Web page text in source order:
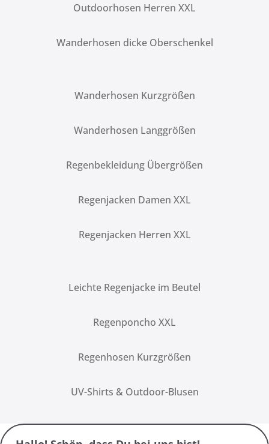
Outdoorhosen Herren XXL
Wanderhosen dicke Oberschenkel
Wanderhosen Kurzgrößen
Wanderhosen Langgrößen
Regenbekleidung Übergrößen
Regenjacken Damen XXL
Regenjacken Herren XXL
Leichte Regenjacke im Beutel
Regenponcho XXL
Regenhosen Kurzgrößen
UV-Shirts & Outdoor-Blusen